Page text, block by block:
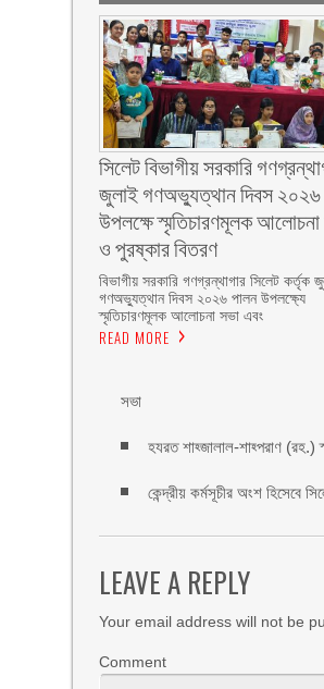
সিলেট বিভাগীয় সরকারি
জুলাই গণঅভ্যুত্থান দিবস ২০২৬
উপলক্ষে স্মৃতিচারণমূলক
ও পুরষ্কার বিতরণ ‎ ‎
বিভাগীয় সরকারি গণগ্রন্থাগার সিলেট কর্তৃক
গণঅভ্যুত্থান দিবস ২০২৬ পালন উপলক্ষ্যে
স্মৃতিচারণমূলক আলোচনা সভা এবং
READ MORE
সভা
হযরত শাহ্জালাল-শাহ্পরাণ (রহ.)
কেন্দ্রীয় কর্মসূচীর অংশ হিসেবে
LEAVE A REPLY
Your email address will not be
Comment